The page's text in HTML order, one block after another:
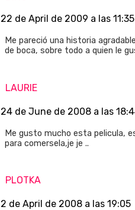
22 de April de 2009 a las 11:35
Me pareció una historia
de boca, sobre todo a quien le
LAURIE
24 de June de 2008 a las
Me gusto mucho esta pelicula,
para comersela,je je ..
PLOTKA
2 de April de 2008 a las 19:05